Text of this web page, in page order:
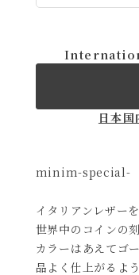
日本
minim-special-
イタリアンレザー
世界中のコインの
カラーはあえてゴ
品よく仕上がるよ